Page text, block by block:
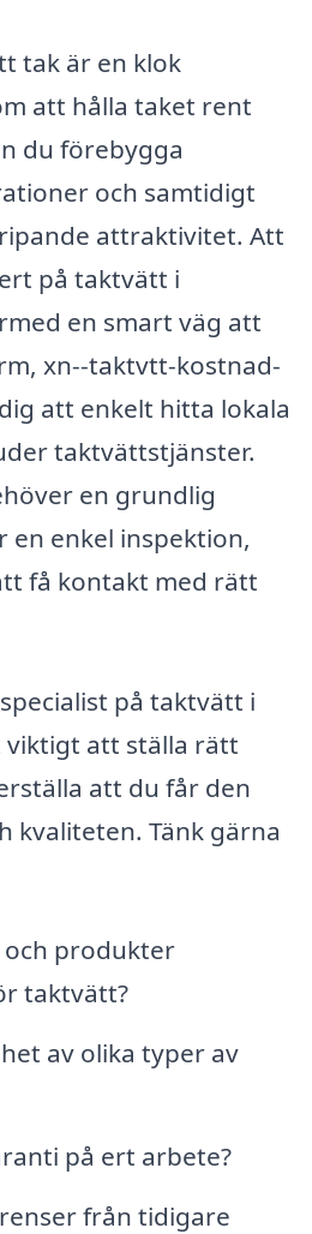
tak är en klok
att hålla taket rent
du förebygga
och samtidigt
attraktivitet. Att
på taktvätt i
en smart väg att
xn--taktvtt-kostnad-
att enkelt hitta lokala
taktvättstjänster.
en grundlig
enkel inspektion,
få kontakt med rätt
på taktvätt i
viktigt att ställa rätt
att du får den
kvaliteten. Tänk gärna
produkter
taktvätt?
av olika typer av
på ert arbete?
från tidigare